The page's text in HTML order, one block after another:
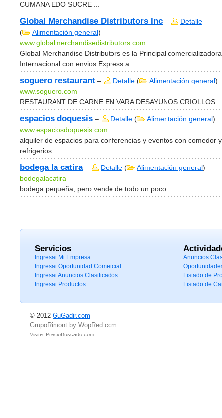
CUMANA EDO SUCRE ...
Global Merchandise Distributors Inc –
Detalle
(
Alimentación general)
www.globalmerchandisedistributors.com
Global Merchandise Distributors es la Principal comercializadora
Internacional con envios Express a ...
soguero restaurant – Detalle ( Alimentación general)
www.soguero.com
RESTAURANT DE CARNE EN VARA DESAYUNOS CRIOLLOS
espacios doquesis – Detalle ( Alimentación general)
www.espaciosdoquesis.com
alquiler de espacios para conferencias y eventos con comedor y
refrigerios ...
bodega la catira– Detalle ( Alimentación general)
bodegalacatira
bodega pequeña, pero vende de todo un poco ... ...
Servicios
Ingresar Mi Empresa
Ingresar Oportunidad Comercial
Ingresar Anuncios Clasificados
Ingresar Productos
Anuncios
Listado de
Listado de
© 2012 GuGadir.com
GrupoRimont by WopRed.com
Visite :PrecioBuscado.com